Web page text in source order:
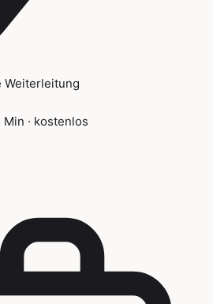
Weiterleitung
Min · kostenlos